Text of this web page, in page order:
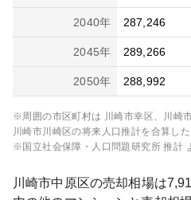
2040年 287,246
2045年 289,266
2050年 288,992
※周囲の市区町村は 川崎市幸区、川崎
川崎市川崎区の将来人口推計を合算した
※国立社会保障・人口問題研究所 推計
川崎市中原区の売却相場は